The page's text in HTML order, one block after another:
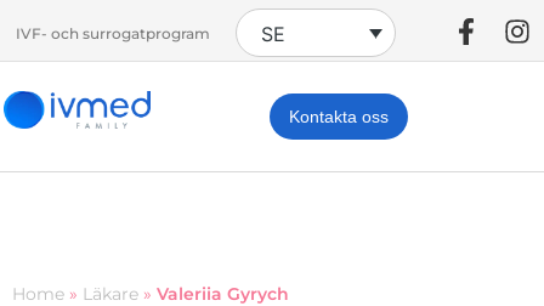
IVF- och surrogatprogram SE
Kontakta oss
Home » Läkare » Valeriia Gyrych